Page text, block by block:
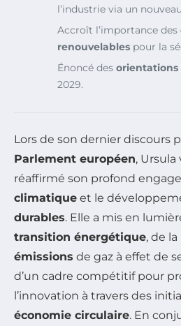
l’industrie via un
Accroît l’importance des
renouvelables pour la
Énoncé des
2029.
Lors de son dernier discours
Parlement européen, Ursula
réaffirmé son profond
climatique et le
durables. Elle a mis en
transition énergétique, de la
émissions de gaz à effet de
d’un cadre compétitif pour
l’innovation à travers des
économie circulaire. En